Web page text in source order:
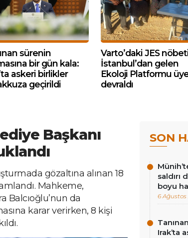
sürenin
bir gün kala:
askeri birlikler
geçirildi
Varto’daki JES
İstanbul’dan gelen
Ekoloji Platformu
devraldı
Başkanı
gözaltına alınan 18
Mahkeme,
Balcıoğlu’nun da
karar verirken, 8 kişi
SON
saldırı
boyu
6 Ağustos
Irak’ta